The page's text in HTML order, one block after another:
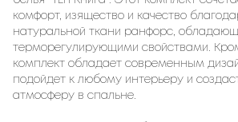
комфорт, изящество и качество
натуральной ткани ранфорс,
терморегулирующими свойствами.
комплект обладает современным
подойдет к любому интерьеру и
атмосферу в спальне.